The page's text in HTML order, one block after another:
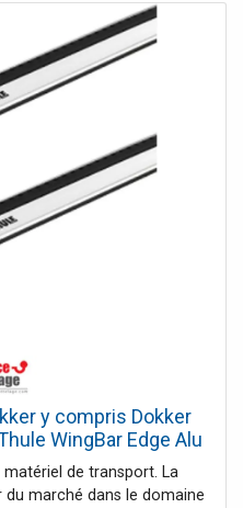
y compris Dokker
WingBar Edge Alu
de transport. La
marché dans le domaine